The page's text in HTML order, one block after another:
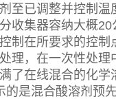
至已调整并控制
收集器容纳大概
制在所要求的控制
理，在一次性处
了在线混合的化学
的是混合酸溶剂预